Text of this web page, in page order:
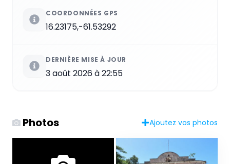
COORDONNÉES GPS
16.23175,-61.53292
DERNIÈRE MISE À JOUR
3 août 2026 à 22:55
Photos Ajoutez vos photos